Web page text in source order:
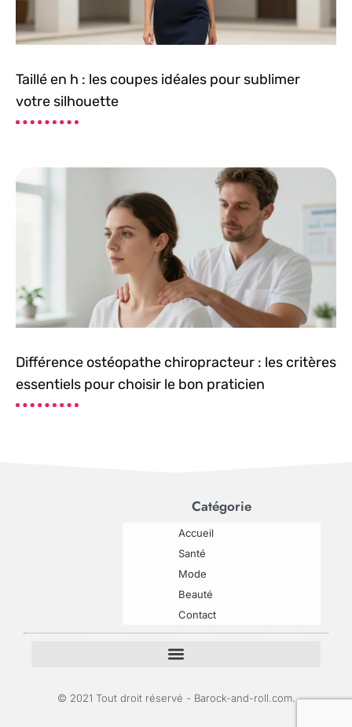
Taillé en h : les coupes idéales pour sublimer
votre silhouette
Différence ostéopathe chiropracteur : les critères
essentiels pour choisir le bon praticien
Catégorie
Accueil
Santé
Mode
Beauté
Contact
© 2021 Tout droit réservé - Barock-and-roll.com.